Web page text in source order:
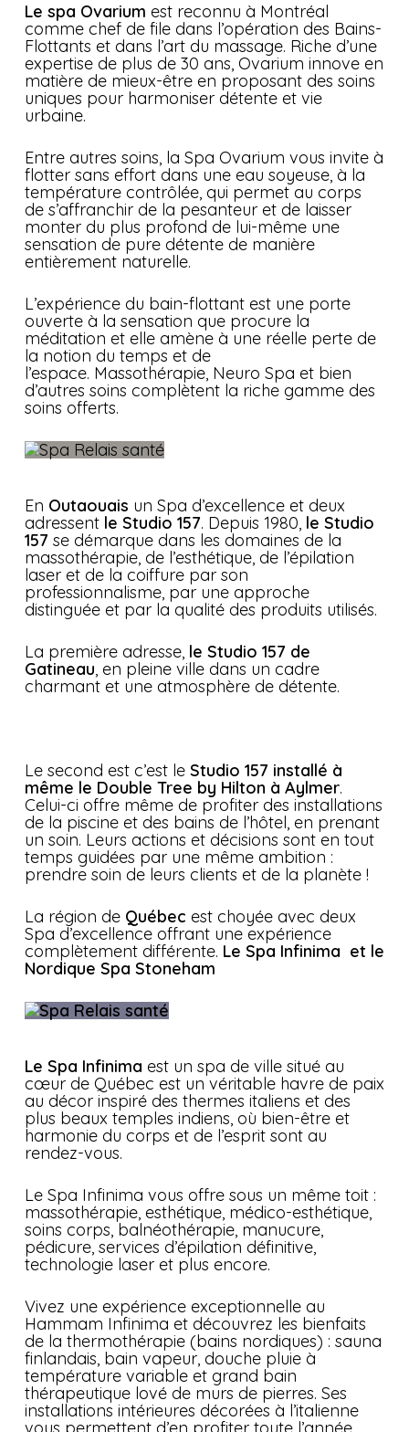
Le spa Ovarium est reconnu à Montréal
comme chef de file dans l’opération des Bains-
Flottants et dans l’art du massage. Riche d’une
expertise de plus de 30 ans, Ovarium innove en
matière de mieux-être en proposant des soins
uniques pour harmoniser détente et vie
urbaine.
Entre autres soins, la Spa Ovarium vous invite à
flotter sans effort dans une eau soyeuse, à la
température contrôlée, qui permet au corps
de s’affranchir de la pesanteur et de laisser
monter du plus profond de lui-même une
sensation de pure détente de manière
entièrement naturelle.
L’expérience du bain-flottant est une porte
ouverte à la sensation que procure la
méditation et elle amène à une réelle perte de
la notion du temps et de
l’espace. Massothérapie, Neuro Spa et bien
d’autres soins complètent la riche gamme des
soins offerts.
En Outaouais un Spa d’excellence et deux
adressent le Studio 157. Depuis 1980,le Studio
157 se démarque dans les domaines de la
massothérapie, de l’esthétique, de l’épilation
laser et de la coiffure par son
professionnalisme, par une approche
distinguée et par la qualité des produits utilisés.
La première adresse, le Studio 157 de
Gatineau, en pleine ville dans un cadre
charmant et une atmosphère de détente.
Le second est c’est le Studio 157 installé à
même le Double Tree by Hilton à Aylmer.
Celui-ci offre même de profiter des installations
de la piscine et des bains de l’hôtel, en prenant
un soin. Leurs actions et décisions sont en tout
temps guidées par une même ambition :
prendre soin de leurs clients et de la planète !
La région de Québec est choyée avec deux
Spa d’excellence offrant une expérience
complètement différente. Le Spa Infinima et le
Nordique Spa Stoneham
Le Spa Infinima est un spa de ville situé au
cœur de Québec est un véritable havre de paix
au décor inspiré des thermes italiens et des
plus beaux temples indiens, où bien-être et
harmonie du corps et de l’esprit sont au
rendez-vous.
Le Spa Infinima vous offre sous un même toit :
massothérapie, esthétique, médico-esthétique,
soins corps, balnéothérapie, manucure,
pédicure, services d’épilation définitive,
technologie laser et plus encore.
Vivez une expérience exceptionnelle au
Hammam Infinima et découvrez les bienfaits
de la thermothérapie (bains nordiques) : sauna
finlandais, bain vapeur, douche pluie à
température variable et grand bain
thérapeutique lové de murs de pierres. Ses
installations intérieures décorées à l’italienne